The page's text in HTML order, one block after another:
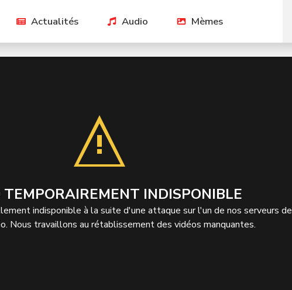
Actualités Audio Mèmes
TEMPORAIREMENT INDISPONIBLE
indisponible à la suite d'une attaque sur l'un de nos serveurs de
Nous travaillons au rétablissement des vidéos manquantes.